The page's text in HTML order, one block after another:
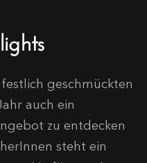
geschmückten
auch ein
zu entdecken
steht ein